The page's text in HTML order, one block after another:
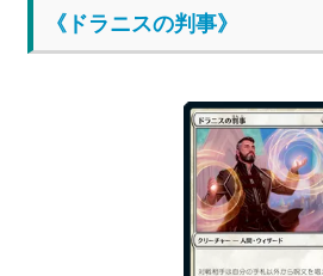
《ドラニスの判事》